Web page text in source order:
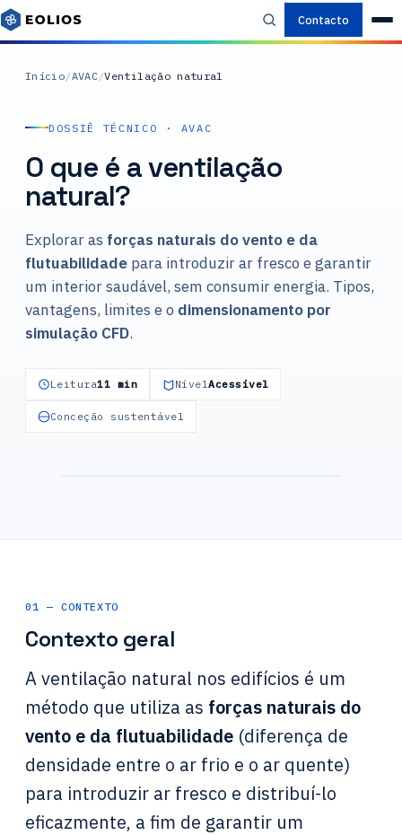
Contacto
Início/AVAC/Ventilação natural
DOSSIÊ TÉCNICO · AVAC
O que é a ventilação
natural?
Explorar as forças naturais do vento e da
flutuabilidade para introduzir ar fresco e garantir
um interior saudável, sem consumir energia. Tipos,
vantagens, limites e o dimensionamento por
simulação CFD.
Leitura11 min NívelAcessível
Conceção sustentável
01 — CONTEXTO
Contexto geral
A ventilação natural nos edifícios é um
método que utiliza as forças naturais do
vento e da flutuabilidade (diferença de
densidade entre o ar frio e o ar quente)
para introduzir ar fresco e distribuí-lo
eficazmente, a fim de garantir um